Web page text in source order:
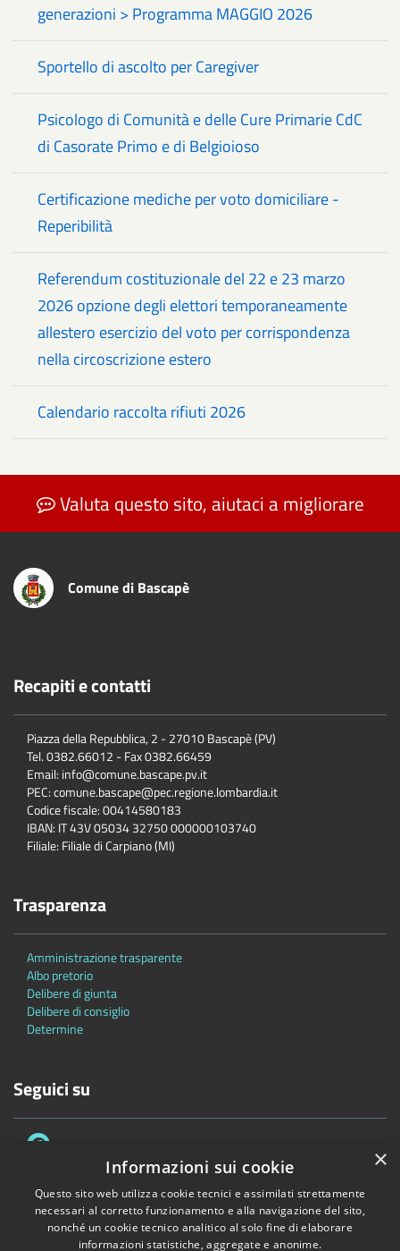
generazioni > Programma MAGGIO 2026
Sportello di ascolto per Caregiver
Psicologo di Comunità e delle Cure Primarie CdC
di Casorate Primo e di Belgioioso
Certificazione mediche per voto domiciliare -
Reperibilità
Referendum costituzionale del 22 e 23 marzo
2026 opzione degli elettori temporaneamente
allestero esercizio del voto per corrispondenza
nella circoscrizione estero
Calendario raccolta rifiuti 2026
Valuta questo sito, aiutaci a migliorare
Comune di Bascapè
Recapiti e contatti
Piazza della Repubblica, 2 - 27010 Bascapè (PV)
Tel. 0382.66012 - Fax 0382.66459
Email: info@comune.bascape.pv.it
PEC: comune.bascape@pec.regione.lombardia.it
Codice fiscale: 00414580183
IBAN: IT 43V 05034 32750 000000103740
Filiale: Filiale di Carpiano (MI)
Trasparenza
Amministrazione trasparente
Albo pretorio
Delibere di giunta
Delibere di consiglio
Determine
Seguici su
Accessibilità Privacy Cookie
Mappa del sito
×
Informazioni sui cookie
Questo sito web utilizza cookie tecnici e assimilati strettamente
necessari al corretto funzionamento e alla navigazione del sito,
nonché un cookie tecnico analitico al solo fine di elaborare
informazioni statistiche, aggregate e anonime.